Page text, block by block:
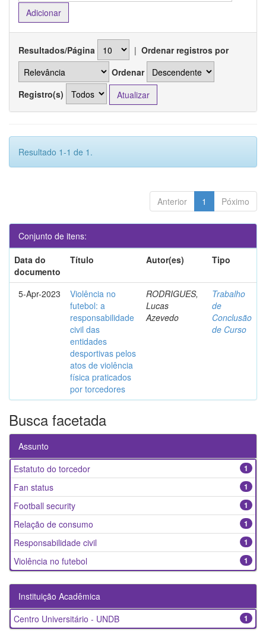
Resultados/Página | Ordenar registros por
Ordenar
Registro(s)
Resultado 1-1 de 1.
Anterior 1 Póximo
Conjunto de itens:
Data do
documento
Título Autor(es) Tipo
5-Apr-2023
Violência no
futebol: a
responsabilidade
civil das
entidades
desportivas pelos
atos de violência
física praticados
por torcedores
RODRIGUES,
Lucas
Azevedo
Trabalho
de
Conclusão
de Curso
Busca facetada
Assunto
1
Estatuto do torcedor
1
Fan status
1
Football security
1
Relação de consumo
1
Responsabilidade civil
1
Violência no futebol
Instituição Acadêmica
1
Centro Universitário - UNDB